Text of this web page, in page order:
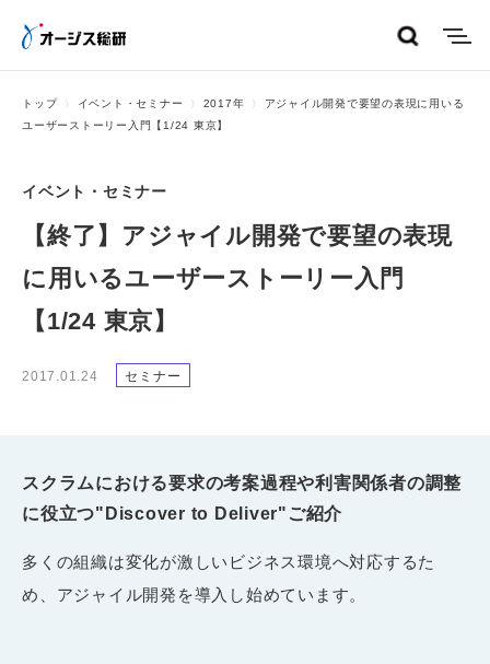
トップ イベント・セミナー 2017年
アジャイル開発で要望の表現に用いる
ユーザーストーリー入門【1/24 東京】
イベント・セミナー
【終了】アジャイル開発で要望の表現
に用いるユーザーストーリー入門
【1/24 東京】
2017.01.24 セミナー
スクラムにおける要求の考案過程や利害関係者の調整
に役立つ"Discover to Deliver"ご紹介
多くの組織は変化が激しいビジネス環境へ対応するた
め、アジャイル開発を導入し始めています。